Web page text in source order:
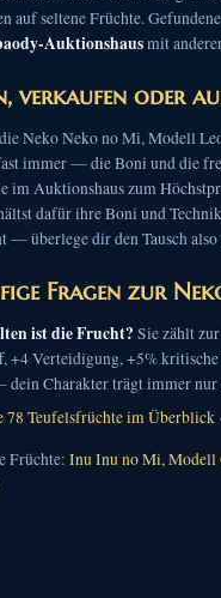
auf seltene Früchte.
Auktionshausmit
verkaufen oder
Neko Neko no Mi, Modell
immer — die Boni und die
im Auktionshaus zum
dafür ihre Boni und
— überlege dir den Tausch also
Fragen zur
ist die Frucht? Sie zählt
+4 Verteidigung, +5%
Charakter trägt immer nur
Teufelsfrüchte im Überblick ·
Früchte: Inu Inu no Mi,